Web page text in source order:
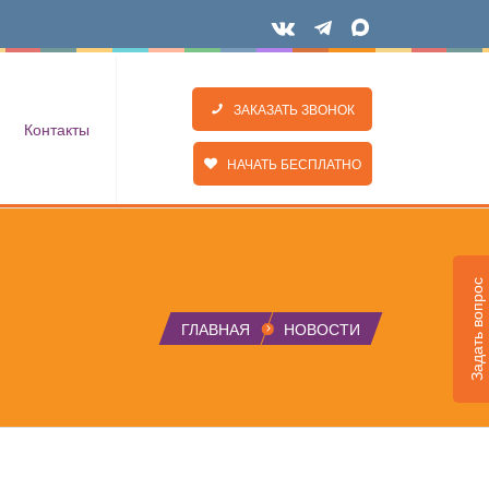
Контакты
ЗАКАЗАТЬ ЗВОНОК
НАЧАТЬ БЕСПЛАТНО
ГЛАВНАЯ НОВОСТИ Задать вопрос